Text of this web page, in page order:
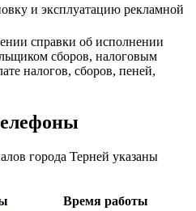
и эксплуатацию рекламной
справки об исполнении
сборов, налоговым
налогов, сборов, пеней,
города Терней указаны
Время работы